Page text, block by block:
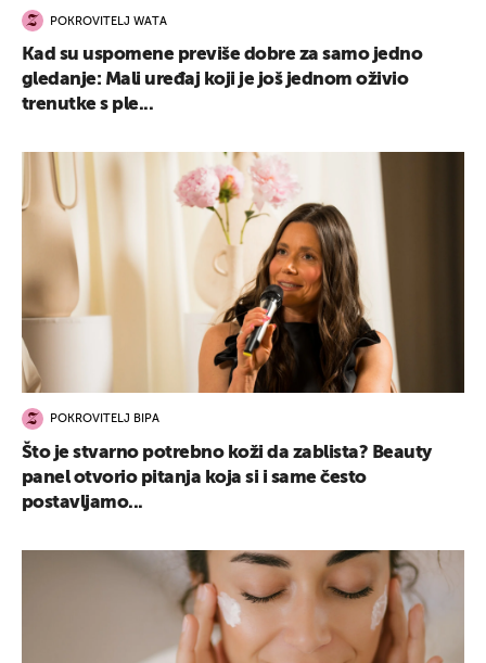
POKROVITELJ WATA
Kad su uspomene previše dobre za samo jedno
gledanje: Mali uređaj koji je još jednom oživio
trenutke s ple...
POKROVITELJ BIPA
Što je stvarno potrebno koži da zablista? Beauty
panel otvorio pitanja koja si i same često
postavljamo...